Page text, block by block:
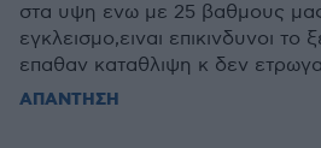
στα υψη ενω με 25 βαθμους
εγκλεισμο,ειναι επικινδυνοι το
επαθαν καταθλιψη κ δεν
ΑΠΑΝΤΗΣΗ